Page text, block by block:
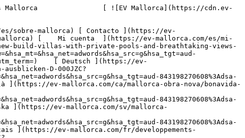
[ Inversión ](https://ev-mallorca.com/es/propiedades-comerciales?type%5B0%5D=9) [ Gastronomía ](https://ev-mallorca.com/es/propiedades-comerciales?type%5B0%5D=10) [ Solares ](https://ev-mallorca.com/es/propiedades-comerciales?type%5B0%5D=11) [ Oficina ](https://ev-mallorca.com/es/propiedades-comerciales?type%5B0%5D=12) [ Otros ](https://ev-mallorca.com/es/propiedades-comerciales?type%5B0%5D=13) [ Tienda ](https://ev-mallorca.com/es/propiedades-comerciales?type%5B0%5D=14) 

 [ Obra nueva ](https://ev-mallorca.com/es/obra-nueva-mallorca) 

     Español       [ English ](https://ev-mallorca.com/en/mallorca-development/bonavida-high-quality-new-build-villas-with-private-pools-and-breathtaking-views-D-000JZC?gad_source=1&hsa_acc=5711025395&hsa_ad=530322397860&hsa_cam=1719385145&hsa_grp=123611402585&hsa_kw=&hsa_mt=&hsa_net=adwords&hsa_src=g&hsa_tgt=aud-843198270608%3Adsa-111224834417&hsa_ver=3&utm_campaign=EN+Mallorca+Text&utm_medium=ppc&utm_source=adwords&utm_term=)    [ Deutsch ](https://ev-mallorca.com/de/mallorca-neubauprojekt/bonavida-hochwertige-neubauvillen-mit-privaten-pools-und-traumhaften-ausblicken-D-000JZC?gad_source=1&hsa_acc=5711025395&hsa_ad=530322397860&hsa_cam=1719385145&hsa_grp=123611402585&hsa_kw=&hsa_mt=&hsa_net=adwords&hsa_src=g&hsa_tgt=aud-843198270608%3Adsa-111224834417&hsa_ver=3&utm_campaign=EN+Mallorca+Text&utm_medium=ppc&utm_source=adwords&utm_term=)   [ Català ](https://ev-mallorca.com/ca/mallorca-obra-nova/bonavida-noves-viles-dalta-qualitat-amb-piscines-privades-i-vistes-impressionants-D-000JZC?gad_source=1&hsa_acc=5711025395&hsa_ad=530322397860&hsa_cam=1719385145&hsa_grp=123611402585&hsa_kw=&hsa_mt=&hsa_net=adwords&hsa_src=g&hsa_tgt=aud-843198270608%3Adsa-111224834417&hsa_ver=3&utm_campaign=EN+Mallorca+Text&utm_medium=ppc&utm_source=adwords&utm_term=)   [ Svenska ](https://ev-mallorca.com/sv/mallorca-utveckling/bonavida-nybyggda-villor-av-hog-kvalitet-med-privata-pooler-och-fantastisk-utsikt-D-000JZC?gad_source=1&hsa_acc=5711025395&hsa_ad=530322397860&hsa_cam=1719385145&hsa_grp=123611402585&hsa_kw=&hsa_mt=&hsa_net=adwords&hsa_src=g&hsa_tgt=aud-843198270608%3Adsa-111224834417&hsa_ver=3&utm_campaign=EN+Mallorca+Text&utm_medium=ppc&utm_source=adwords&utm_term=)   [ Français ](https://ev-mallorca.com/fr/developpements-majorque/bonavida-villas-neuves-de-haute-qualite-avec-piscines-privees-et-vues-a-couper-le-souffle-D-000JZC?gad_source=1&hsa_acc=5711025395&hsa_ad=530322397860&hsa_cam=1719385145&hsa_grp=123611402585&hsa_kw=&hsa_mt=&hsa_net=adwords&hsa_src=g&hsa_tgt=aud-843198270608%3Adsa-111224834417&hsa_ver=3&utm_campaign=EN+Mallorca+Text&utm_medium=ppc&utm_source=adwords&utm_term=)   [ Polski ](https://ev-mallorca.com/pl/majorce-nowe-projekty-budowlane/bonavida-wysokiej-jakosci-nowe-wille-z-prywatnymi-basenami-i-zapierajacymi-dech-w-piersiach-widokami-D-000JZC?gad_source=1&hsa_acc=5711025395&hsa_ad=530322397860&hsa_cam=1719385145&hsa_grp=123611402585&hsa_kw=&hsa_mt=&hsa_net=adwords&hsa_src=g&hsa_tgt=aud-843198270608%3Adsa-111224834417&hsa_ver=3&utm_campaign=EN+Mallorca+Text&utm_medium=ppc&utm_source=adwords&utm_term=)   [ Italiano ](https://ev-mallorca.com/it/maiorca-progetto-nuova-costruzione/bonavida-ville-di-nuova-costruzione-di-alta-qualita-con-piscine-private-e-viste-mozzafiato-D-000JZC?gad_source=1&hsa_acc=5711025395&hsa_ad=5303223